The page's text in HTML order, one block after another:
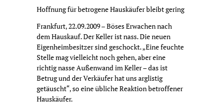
Hoffnung für betrogene Hauskäufer bleibt gering
Frankfurt, 22.09.2009 – Böses Erwachen nach
dem Hauskauf. Der Keller ist nass. Die neuen
Eigenheimbesitzer sind geschockt. „Eine feuchte
Stelle mag vielleicht noch gehen, aber eine
richtig nasse Außenwand im Keller – das ist
Betrug und der Verkäufer hat uns arglistig
getäuscht“, so eine übliche Reaktion betroffener
Hauskäufer.